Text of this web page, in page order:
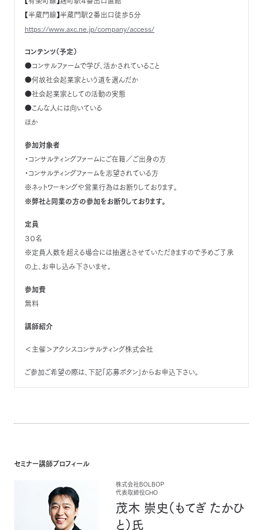
【半蔵門線】半蔵門駅２番出口徒歩５分
https://www.axc.ne.jp/company/access/
コンテンツ（予定）
●コンサルファームで学び、活かされていること
●何故社会起業家という道を選んだか
●社会起業家としての活動の実態
●こんな人には向いている
ほか
参加対象者
・コンサルティングファームにご在籍／ご出身の方
・コンサルティングファームを志望されている方
※ネットワーキングや営業行為はお断りしております。
※弊社と同業の方の参加をお断りしております。
定員
３０名
※定員人数を超える場合には抽選とさせていただきますので予めご了承
の上、お申し込み下さいませ。
参加費
無料
講師紹介
＜主催＞アクシスコンサルティング株式会社
ご参加ご希望の際は、下記「応募ボタン」からお申込下さい。
セミナー講師プロフィール
株式会社BOLBOP
代表取締役CHO
茂木 崇史（もてぎ たかひ
と）氏